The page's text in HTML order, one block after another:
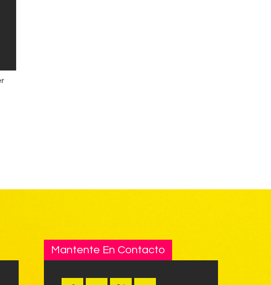
Mantente En Contacto